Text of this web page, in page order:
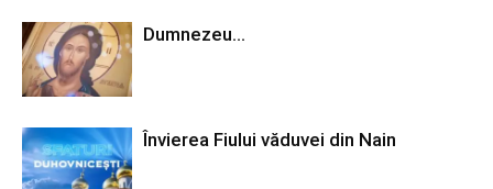
Dumnezeu…
Învierea Fiului văduvei din Nain